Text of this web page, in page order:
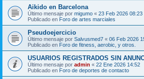
Aikido en Barcelona
Último mensaje por migumo « 23 Feb 2026 08:23
Publicado en Foro de artes marciales
Pseudoejercicio
Último mensaje por Salvusmed7 « 06 Feb 2026
Publicado en Foro de fitness, aerobic, y otros.
USUARIOS REGISTRADOS SIN
Último mensaje por admin « 22 Ene 2026 14:52
Publicado en Foro de deportes de contacto